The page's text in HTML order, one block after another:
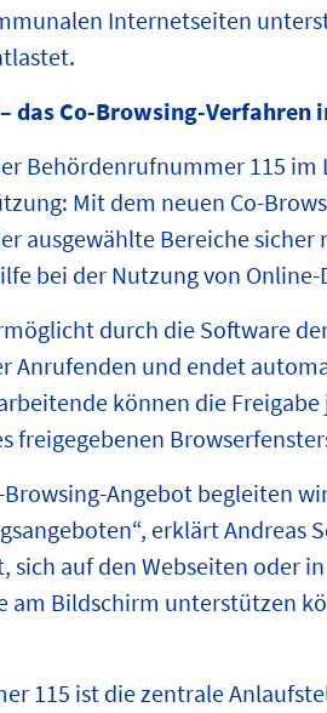
Internetseiten
das Co-Browsing-Verfahren
Behördenrufnummer 115
Mit dem neuen Co-
ausgewählte Bereiche
bei der Nutzung von
durch die Software
Anrufenden und endet
können die
freigegebenen
Browsing-Angebot begleiten
erklärt Andreas
sich auf den Webseiten oder
am Bildschirm unterstützen
115 ist die zentrale